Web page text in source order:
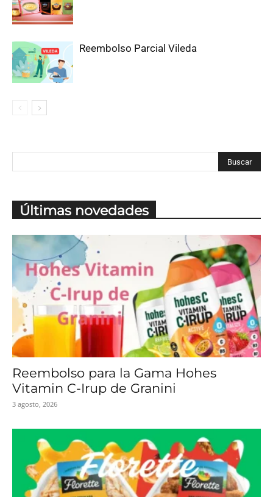
Reembolso Parcial Vileda
Últimas novedades
Reembolso para la Gama Hohes
Vitamin C-Irup de Granini
3 agosto, 2026